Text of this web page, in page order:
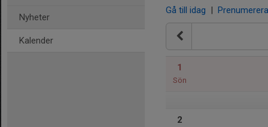
Nyheter
Kalender
Gå till idag | Prenumerera
1
Sön
2